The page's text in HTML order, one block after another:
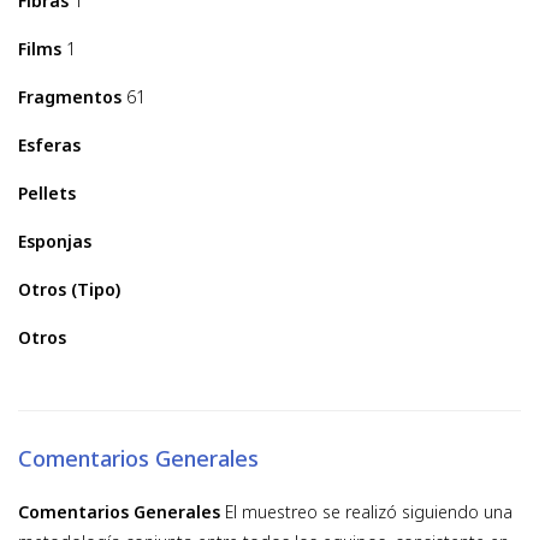
Films 1
Fragmentos 61
Esferas
Pellets
Esponjas
Otros (Tipo)
Otros
Comentarios Generales
Comentarios Generales El muestreo se realizó siguiendo una